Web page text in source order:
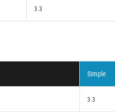
3.3
Simple
3.3